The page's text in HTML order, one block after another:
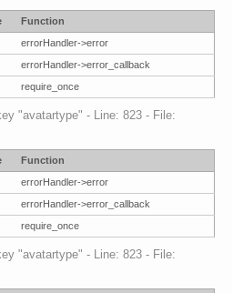
Function
errorHandler->error
errorHandler->error_callback
require_once
"avatartype" - Line: 823 - File:
Function
errorHandler->error
errorHandler->error_callback
require_once
"avatartype" - Line: 823 - File: